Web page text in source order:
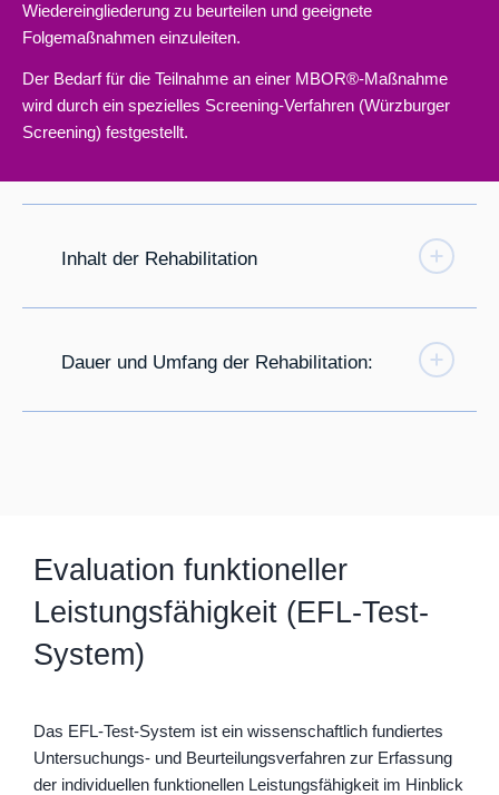
Wiedereingliederung zu beurteilen und geeignete
Folgemaßnahmen einzuleiten.
Der Bedarf für die Teilnahme an einer MBOR®-Maßnahme
wird durch ein spezielles Screening-Verfahren (Würzburger
Screening) festgestellt.
Inhalt der Rehabilitation
Dauer und Umfang der Rehabilitation:
Evaluation funktioneller
Leistungsfähigkeit (EFL-Test-
System)
Das EFL-Test-System ist ein wissenschaftlich fundiertes
Untersuchungs- und Beurteilungsverfahren zur Erfassung
der individuellen funktionellen Leistungsfähigkeit im Hinblick